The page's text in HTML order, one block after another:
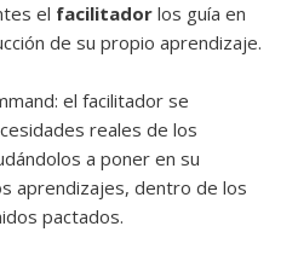
el facilitador los guía en
de su propio aprendizaje.
el facilitador se
reales de los
a poner en su
aprendizajes, dentro de los
pactados.